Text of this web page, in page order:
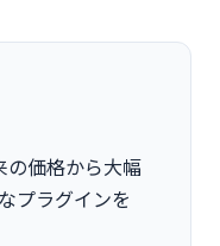
の価格から大幅
プラグインを